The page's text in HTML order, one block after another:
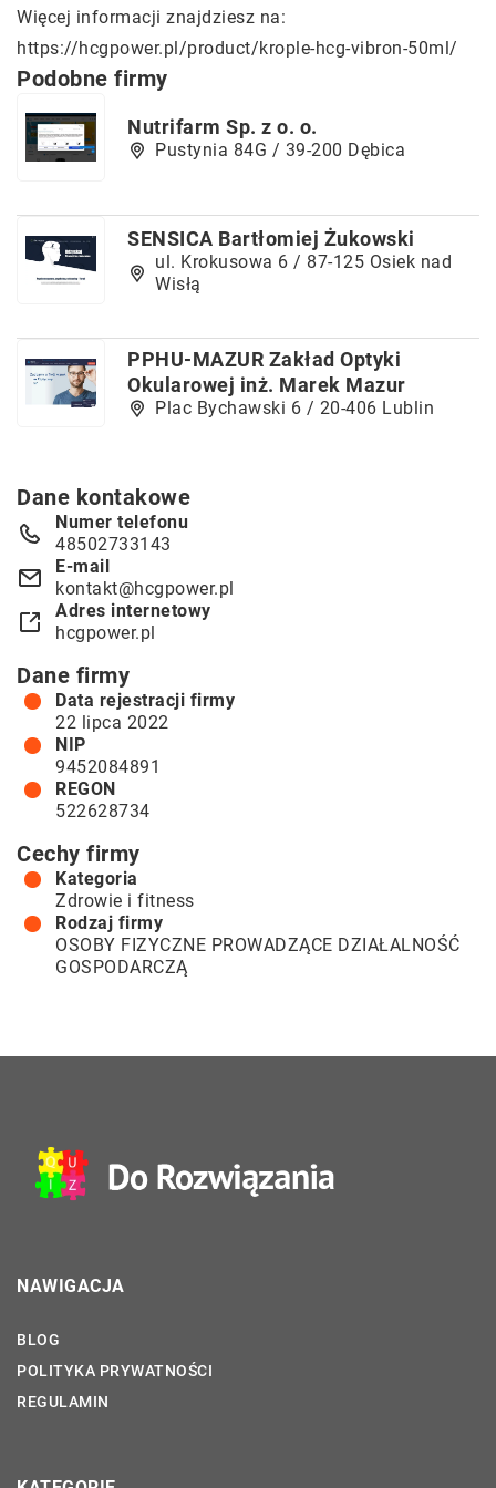
Więcej informacji znajdziesz na:
https://hcgpower.pl/product/krople-hcg-vibron-50ml/
Podobne firmy
Nutrifarm Sp. z o. o.
Pustynia 84G / 39-200 Dębica
SENSICA Bartłomiej Żukowski
ul. Krokusowa 6 / 87-125 Osiek nad
Wisłą
PPHU-MAZUR Zakład Optyki
Okularowej inż. Marek Mazur
Plac Bychawski 6 / 20-406 Lublin
Dane kontakowe
Numer telefonu
48502733143
E-mail
kontakt@hcgpower.pl
Adres internetowy
hcgpower.pl
Dane firmy
Data rejestracji firmy
22 lipca 2022
NIP
9452084891
REGON
522628734
Cechy firmy
Kategoria
Zdrowie i fitness
Rodzaj firmy
OSOBY FIZYCZNE PROWADZĄCE DZIAŁALNOŚĆ
GOSPODARCZĄ
NAWIGACJA
BLOG
POLITYKA PRYWATNOŚCI
REGULAMIN